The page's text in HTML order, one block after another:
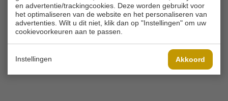
en advertentie/trackingcookies. Deze worden gebruikt voor
het optimaliseren van de website en het personaliseren van
advertenties. Wilt u dit niet, klik dan op "Instellingen" om uw
cookievoorkeuren aan te passen.
Instellingen Akkoord
© 2026 Golfbaan Schinkelshoek
Zuidbuurt 79 - 3132 KA Vlaardingen|
Tel
010 - 460 21 39